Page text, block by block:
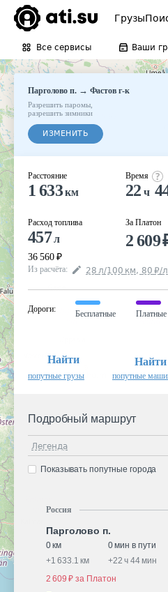
Грузы
Все сервисы Ваши
Парголово п.→ Фастов г-к
Разрешить паромы
разрешить зимники
ИЗМЕНИТЬ
Расстояние
1 633км
Расход топлива
457л
36 560 ₽
Время
22 ч
За Платон
2 609
Из расчёта: 28 л/100 км, 80 ₽/л
Дороги:
Бесплатные Платные
Найти
попутные грузы
Найти
попутные
Подробный маршрут
Легенда
Показывать попутные города
Россия
Парголово п.
0 км
0 мин в пути
+1 633.1 км +22 ч 44 мин
2 609 ₽ за Платон